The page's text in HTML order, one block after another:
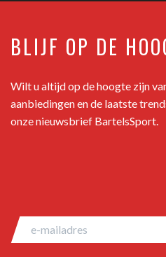
BLIJF OP DE
Wilt u altijd op de hoogte zijn
aanbiedingen en de laatste
onze nieuwsbrief BartelsSport.